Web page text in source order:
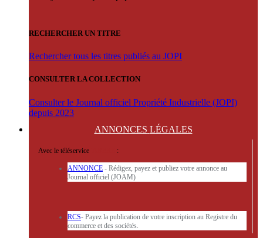
RECHERCHER UN TITRE
Rechercher tous les titres publiés au JOPI
CONSULTER LA COLLECTION
Consulter le Journal officiel Propriété Industrielle (JOPI)
depuis 2023
ANNONCES LÉGALES
Avec le téléservice :
ANNONCE - Rédigez, payez et publiez votre annonce au
Journal officiel (JOAM)
RCS- Payez la publication de votre inscription au Registre du
commerce et des sociétés.